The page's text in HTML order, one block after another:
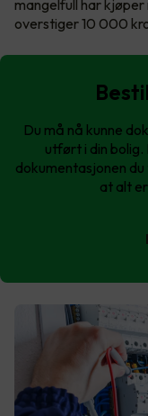
mangelfull har kjøper
overstiger 10 000
Du må nå kunne
utført i din
dokumentasjonen
at alt